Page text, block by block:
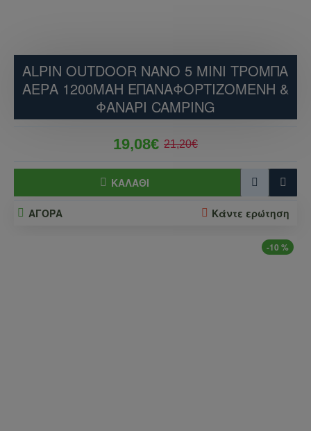
ALPIN OUTDOOR NANO 5 MINI ΤΡΌΜΠΑ
ΑΈΡΑ 1200MAH ΕΠΑΝΑΦΟΡΤΙΖΌΜΕΝΗ &
ΦΑΝΆΡΙ CAMPING
19,08€ 21,20€
ΚΑΛΆΘΙ
ΑΓΟΡΑ Κάντε ερώτηση
-10 %